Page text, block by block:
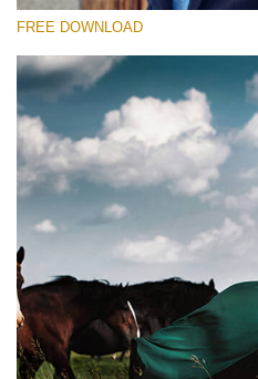
travel, portrait, landscape,
architecture, couple,
FREE DOWNLOAD